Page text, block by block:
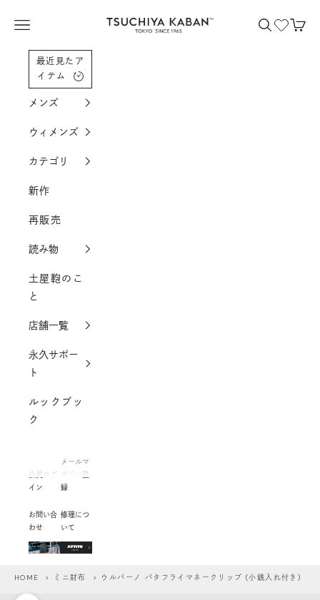
土屋鞄製造所
メニューを開く 検索を開く
カー
最近見たア
イテム
メンズ
ウィメンズ
カテゴリ
新作
再販売
読み物
土屋鞄のこ
と
店舗一覧
永久サポー
ト
ルックブッ
ク
会員ログ
イン
メールマ
ガジン登
録
お問い合
わせ
修理につ
いて
HOME > ミニ財布 > ウルバーノ バタフライマネークリップ (小銭入れ付き)